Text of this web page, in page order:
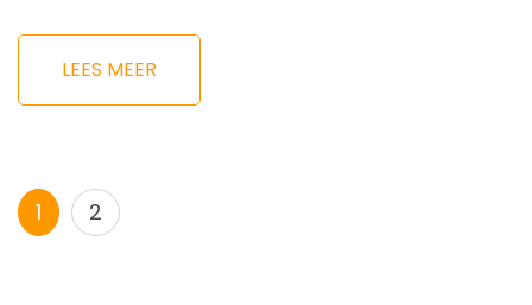
LEES MEER
Berichtnavigatie
Pagina
1 Pagina
2